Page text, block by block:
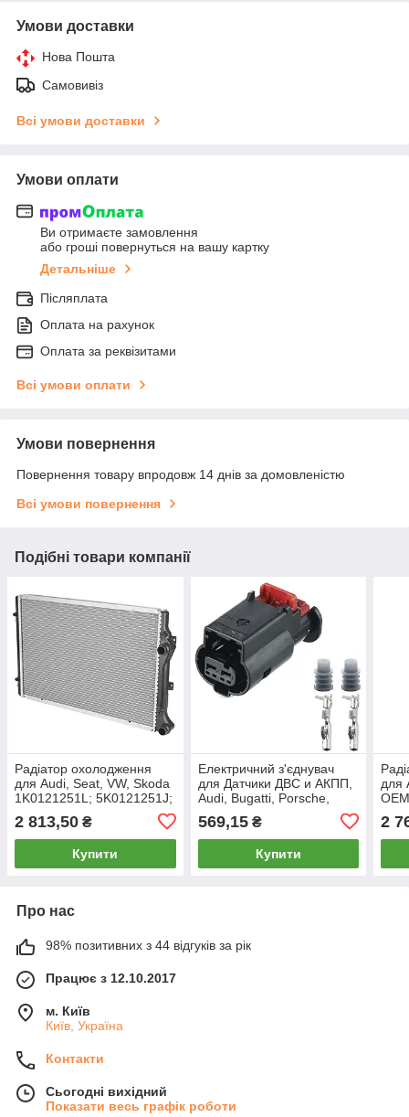
Умови доставки
Нова Пошта
Самовивіз
Всі умови доставки
Умови оплати
Ви отримаєте замовлення
або гроші повернуться на вашу картку
Детальніше
Післяплата
Оплата на рахунок
Оплата за реквізитами
Всі умови оплати
Умови повернення
Повернення товару впродовж 14 днів за домовленістю
Всі умови повернення
Подібні товари компанії
Радіатор охолодження
для Audi, Seat, VW, Skoda
1K0121251L; 5K0121251J;
2 813,50 ₴
Купити
Електричний з'єднувач
для Датчики ДВС и АКПП,
Audi, Bugatti, Porsche,
4K1973702A, 0-2208915-1
569,15₴
Купити
для
2
Про нас
98% позитивних з 44 відгуків за рік
Працює з 12.10.2017
м. Київ
Київ, Україна
Контакти
Сьогодні вихідний
Показати весь графік роботи